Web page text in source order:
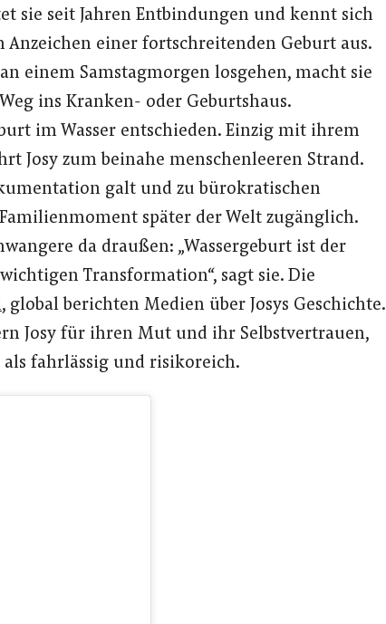
sie seit Jahren Entbindungen und kennt sich
einer fortschreitenden Geburt aus.
einem Samstagmorgen losgehen, macht sie
ins Kranken- oder Geburtshaus.
im Wasser entschieden. Einzig mit ihrem
Josy zum beinahe menschenleeren Strand.
galt und zu bürokratischen
später der Welt zugänglich.
da draußen: „Wassergeburt ist der
Transformation“, sagt sie. Die
, global berichten Medien über Josys Geschichte.
Josy für ihren Mut und ihr Selbstvertrauen,
fahrlässig und risikoreich.